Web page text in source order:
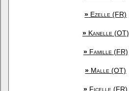
» Ezelle (FR)
»Kanelle (OT)
»Famille (FR)
» Malle (OT)
» Ficelle (FR)